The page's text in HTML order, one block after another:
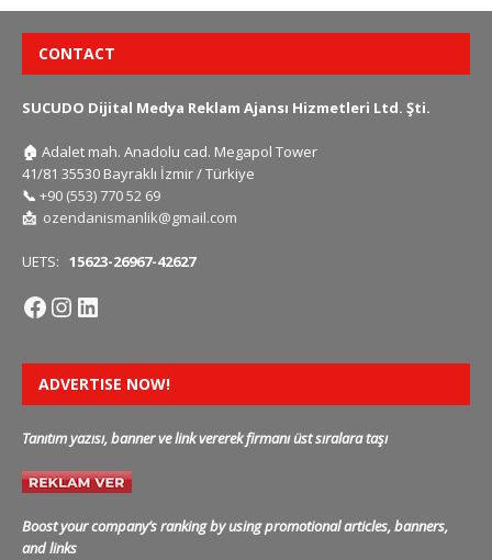
CONTACT
SUCUDO Dijital Medya Reklam Ajansı Hizmetleri Ltd. Şti.
🏠 Adalet mah. Anadolu cad. Megapol Tower
41/81 35530 Bayraklı İzmir / Türkiye
📞 +90 (553) 770 52 69
📩 ozendanismanlik@gmail.com
UETS: 15623-26967-42627
ADVERTISE NOW!
Tanıtım yazısı, banner ve link vererek firmanı üst sıralara taşı
Boost your company’s ranking by using promotional articles, banners,
and links